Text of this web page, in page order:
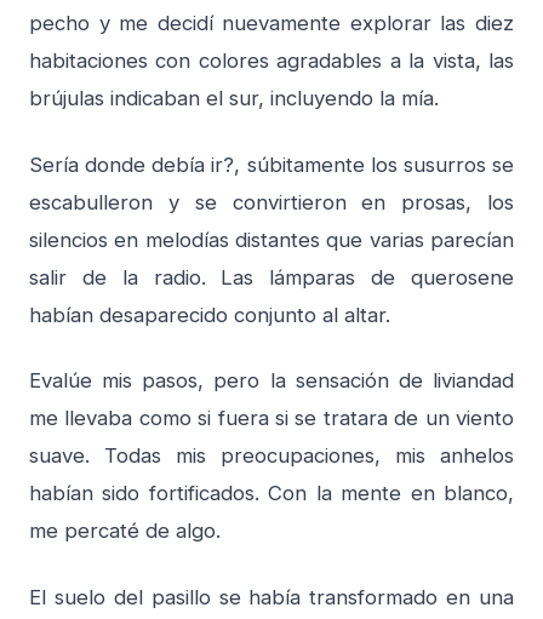
pecho y me decidí nuevamente explorar las diez
habitaciones con colores agradables a la vista, las
brújulas indicaban el sur, incluyendo la mía.
Sería donde debía ir?, súbitamente los susurros se
escabulleron y se convirtieron en prosas, los
silencios en melodías distantes que varias parecían
salir de la radio. Las lámparas de querosene
habían desaparecido conjunto al altar.
Evalúe mis pasos, pero la sensación de liviandad
me llevaba como si fuera si se tratara de un viento
suave. Todas mis preocupaciones, mis anhelos
habían sido fortificados. Con la mente en blanco,
me percaté de algo.
El suelo del pasillo se había transformado en una